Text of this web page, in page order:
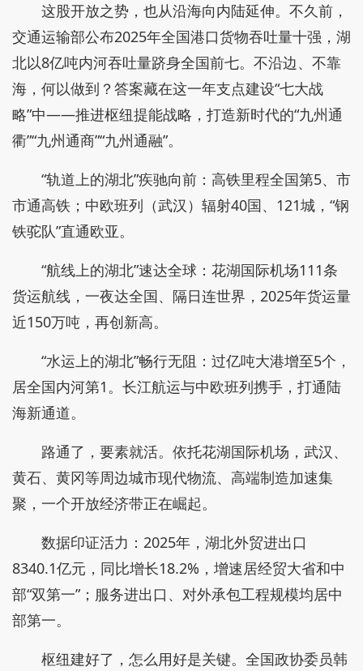
这股开放之势，也从沿海向内陆延伸。不久前，
交通运输部公布2025年全国港口货物吞吐量十强，湖
北以8亿吨内河吞吐量跻身全国前七。不沿边、不靠
海，何以做到？答案藏在这一年支点建设“七大战
略”中——推进枢纽提能战略，打造新时代的“九州通
衢”“九州通商”“九州通融”。
“轨道上的湖北”疾驰向前：高铁里程全国第5、市
市通高铁；中欧班列（武汉）辐射40国、121城，“钢
铁驼队”直通欧亚。
“航线上的湖北”速达全球：花湖国际机场111条
货运航线，一夜达全国、隔日连世界，2025年货运量
近150万吨，再创新高。
“水运上的湖北”畅行无阻：过亿吨大港增至5个，
居全国内河第1。长江航运与中欧班列携手，打通陆
海新通道。
路通了，要素就活。依托花湖国际机场，武汉、
黄石、黄冈等周边城市现代物流、高端制造加速集
聚，一个开放经济带正在崛起。
数据印证活力：2025年，湖北外贸进出口
8340.1亿元，同比增长18.2%，增速居经贸大省和中
部“双第一”；服务进出口、对外承包工程规模均居中
部第一。
枢纽建好了，怎么用好是关键。全国政协委员韩